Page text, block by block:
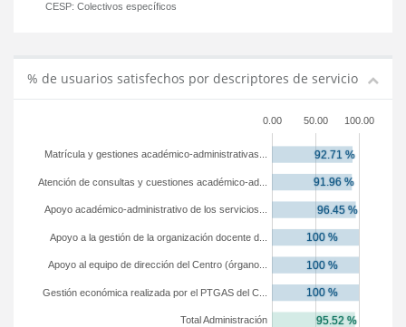
CESP: Colectivos específicos
% de usuarios satisfechos por descriptores de servicio
0.00 50.00 100.00
Total Administración
Gestión económica realizada por el PTGAS del C...
Apoyo al equipo de dirección del Centro (órgano...
Apoyo a la gestión de la organización docente d...
Apoyo académico-administrativo de los servicios...
Atención de consultas y cuestiones académico-ad...
Matrícula y gestiones académico-administrativas...